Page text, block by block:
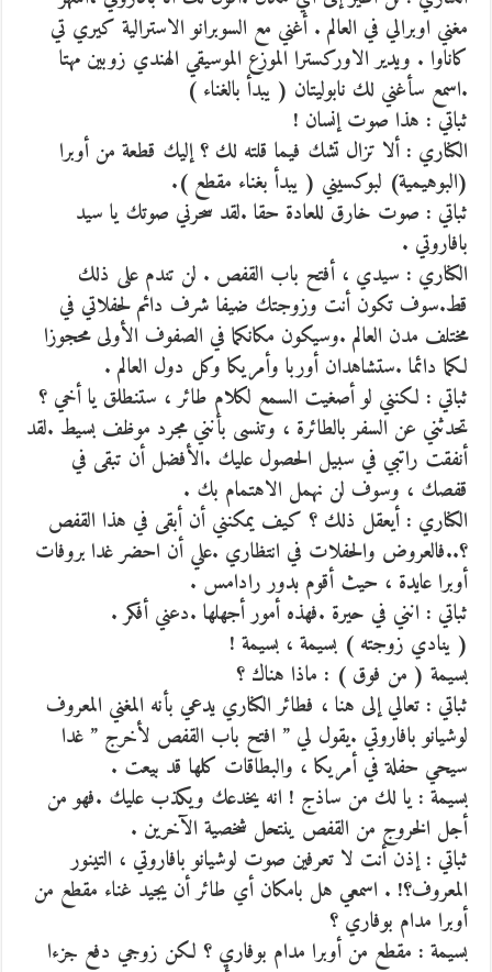
مغني اوبرالي في العالم . أغني مع السوبرانو الاسترالية كيري تي
كاناوا . ويدير الاوركسترا الموزع الموسيقي الهندي زوبين مهتا
.اسمع سأغني لك نابوليتان ( يبدأ بالغناء )
ثباتي : هذا صوت إنسان !
الكناري : ألا تزال تشك فيما قلته لك ؟ إليك قطعة من أوبرا
(البوهيمية) لبوكسيني ( يبدأ بغناء مقطع ).
ثباتي : صوت خارق للعادة حقا .لقد سحرني صوتك يا سيد
بافاروتي .
الكناري : سيدي ، أفتح باب القفص . لن تندم على ذلك
قط.سوف تكون أنت وزوجتك ضيفا شرف دائم لحفلاتي في
مختلف مدن العالم .وسيكون مكانكما في الصفوف الأولى محجوزا
لكما دائما .ستشاهدان أوربا وأمريكا وكل دول العالم .
ثباتي : لكنني لو أصغيت السمع لكلام طائر ، ستنطلق يا أخي ؟
تحدثني عن السفر بالطائرة ، وتنسى بأنني مجرد موظف بسيط .لقد
أنفقت راتبي في سبيل الحصول عليك .الأفضل أن تبقى في
قفصك ، وسوف لن نهمل الاهتمام بك .
الكناري : أيعقل ذلك ؟ كيف يمكنني أن أبقى في هذا القفص
؟..فالعروض والحفلات في انتظاري .علي أن احضر غدا بروفات
أوبرا عايدة ، حيث أقوم بدور رادامس .
ثباتي : انني في حيرة .فهذه أمور أجهلها .دعني أفكر .
( ينادي زوجته ) بسيمة ، بسيمة !
بسيمة ( من فوق ) : ماذا هناك ؟
ثباتي : تعالي إلى هنا ، فطائر الكناري يدعي بأنه المغني المعروف
لوشيانو بافاروتي .يقول لي ” افتح باب القفص لأخرج ” غدا
سيحي حفلة في أمريكا ، والبطاقات كلها قد بيعت .
بسيمة : يا لك من ساذج ! انه يخدعك ويكذب عليك .فهو من
أجل الخروج من القفص ينتحل شخصية الآخرين .
ثباتي : إذن أنت لا تعرفين صوت لوشيانو بافاروتي ، التينور
المعروف؟! . اسمعي هل بامكان أي طائر أن يجيد غناء مقطع من
أوبرا مدام بوفاري ؟
بسيمة : مقطع من أوبرا مدام بوفاري ؟ لكن زوجي دفع جزءا